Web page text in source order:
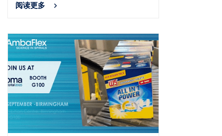
阅读更多